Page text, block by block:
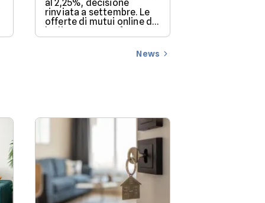
al 2,25%, decisione
rinviata a settembre. Le
offerte di mutui online di
luglio 2026 a confronto su
mutui.it, per un
News